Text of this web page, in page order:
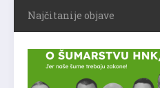
Najčitanije objave